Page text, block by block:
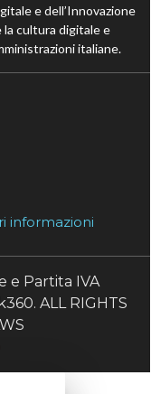
e dell’Innovazione
la cultura digitale e
italiane.
informazioni
e Partita IVA
ALL RIGHTS